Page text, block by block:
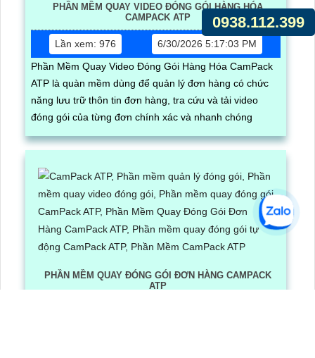
PHẦN MỀM QUAY VIDEO ĐÓNG GÓI HÀNG HÓA
CAMPACK ATP
Lần xem: 976
6/30/2026 5:17:03 PM
Phần Mềm Quay Video Đóng Gói Hàng Hóa CamPack
ATP là quàn mềm dùng để quản lý đơn hàng có chức
năng lưu trữ thôn tin đơn hàng, tra cứu và tải video
đóng gói của từng đơn chính xác và nhanh chóng
PHẦN MỀM QUAY ĐÓNG GÓI ĐƠN HÀNG CAMPACK
ATP
0938.112.399